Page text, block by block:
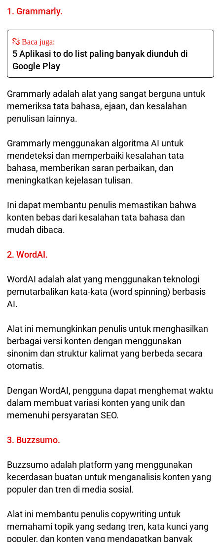
1. Grammarly.
Baca juga:
5 Aplikasi to do list paling banyak diunduh di
Google Play
Grammarly adalah alat yang sangat berguna untuk
memeriksa tata bahasa, ejaan, dan kesalahan
penulisan lainnya.
Grammarly menggunakan algoritma AI untuk
mendeteksi dan memperbaiki kesalahan tata
bahasa, memberikan saran perbaikan, dan
meningkatkan kejelasan tulisan.
Ini dapat membantu penulis memastikan bahwa
konten bebas dari kesalahan tata bahasa dan
mudah dibaca.
2. WordAI.
WordAI adalah alat yang menggunakan teknologi
pemutarbalikan kata-kata (word spinning) berbasis
AI.
Alat ini memungkinkan penulis untuk menghasilkan
berbagai versi konten dengan menggunakan
sinonim dan struktur kalimat yang berbeda secara
otomatis.
Dengan WordAI, pengguna dapat menghemat waktu
dalam membuat variasi konten yang unik dan
memenuhi persyaratan SEO.
3. Buzzsumo.
Buzzsumo adalah platform yang menggunakan
kecerdasan buatan untuk menganalisis konten yang
populer dan tren di media sosial.
Alat ini membantu penulis copywriting untuk
memahami topik yang sedang tren, kata kunci yang
populer, dan konten yang mendapatkan banyak